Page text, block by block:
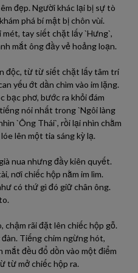
đẹp. Người khác lại bị sự tò
phá bí mật bị chôn vùi.
tay siết chặt lấy `Hưng`,
mắt ông đầy vẻ hoảng loạn.
độc, từ từ siết chặt lấy tâm trí
yếu ớt dần chìm vào im lặng.
bạc phơ, bước ra khỏi đám
nói nhất trong `Ngôi làng
`Ông Thái`, rồi lại nhìn chằm
lên một tia sáng kỳ lạ.
nua nhưng đầy kiên quyết.
nơi chiếc hộp nằm im lìm.
có thứ gì đó giữ chân ông.
chậm rãi đặt lên chiếc hộp gỗ.
Tiếng chim ngừng hót,
đều đổ dồn vào một điểm
từ mở chiếc hộp ra.